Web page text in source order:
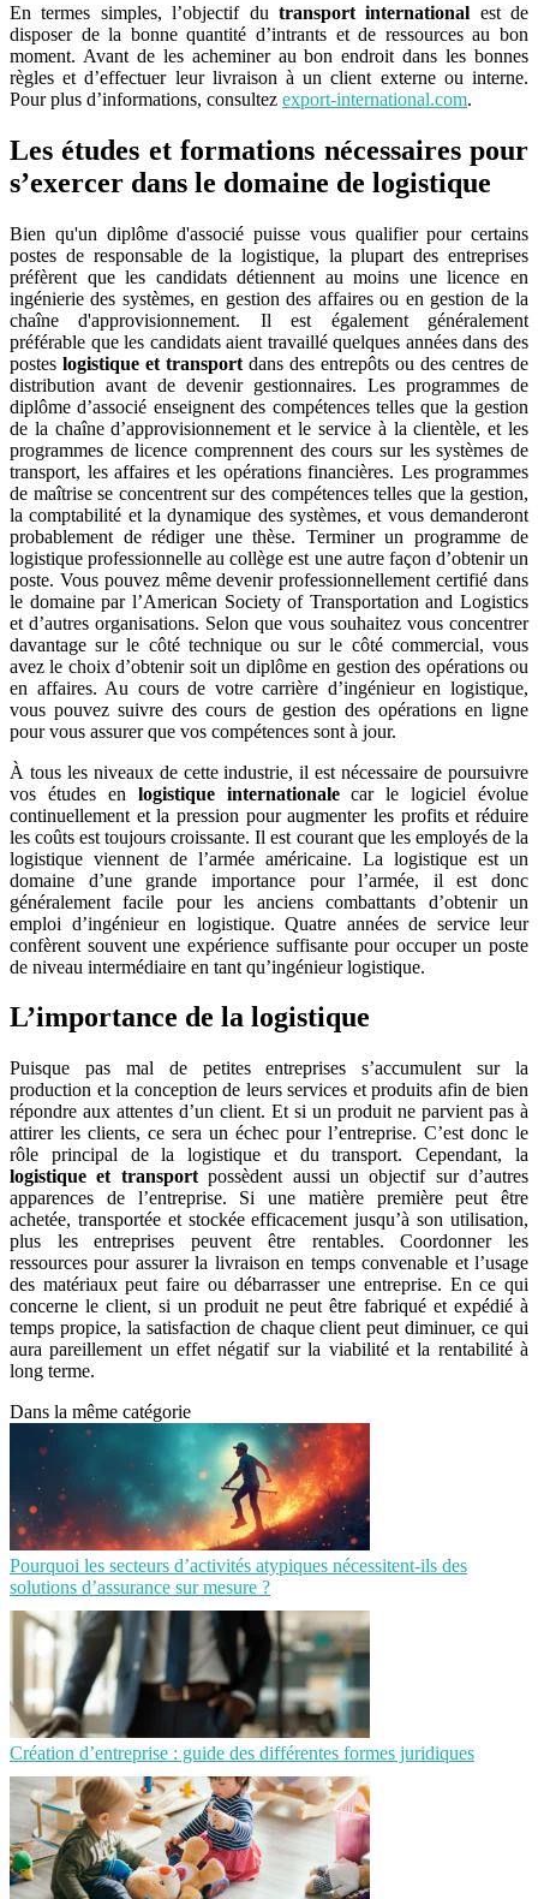
En termes simples, l’objectif du transport international est de
disposer de la bonne quantité d’intrants et de ressources au bon
moment. Avant de les acheminer au bon endroit dans les bonnes
règles et d’effectuer leur livraison à un client externe ou interne.
Pour plus d’informations, consultez export-international.com.
Les études et formations nécessaires pour
s’exercer dans le domaine de logistique
Bien qu'un diplôme d'associé puisse vous qualifier pour certains
postes de responsable de la logistique, la plupart des entreprises
préfèrent que les candidats détiennent au moins une licence en
ingénierie des systèmes, en gestion des affaires ou en gestion de la
chaîne d'approvisionnement. Il est également généralement
préférable que les candidats aient travaillé quelques années dans des
postes logistique et transport dans des entrepôts ou des centres de
distribution avant de devenir gestionnaires. Les programmes de
diplôme d’associé enseignent des compétences telles que la gestion
de la chaîne d’approvisionnement et le service à la clientèle, et les
programmes de licence comprennent des cours sur les systèmes de
transport, les affaires et les opérations financières. Les programmes
de maîtrise se concentrent sur des compétences telles que la gestion,
la comptabilité et la dynamique des systèmes, et vous demanderont
probablement de rédiger une thèse. Terminer un programme de
logistique professionnelle au collège est une autre façon d’obtenir un
poste. Vous pouvez même devenir professionnellement certifié dans
le domaine par l’American Society of Transportation and Logistics
et d’autres organisations. Selon que vous souhaitez vous concentrer
davantage sur le côté technique ou sur le côté commercial, vous
avez le choix d’obtenir soit un diplôme en gestion des opérations ou
en affaires. Au cours de votre carrière d’ingénieur en logistique,
vous pouvez suivre des cours de gestion des opérations en ligne
pour vous assurer que vos compétences sont à jour.
À tous les niveaux de cette industrie, il est nécessaire de poursuivre
vos études en logistique internationalecar le logiciel évolue
continuellement et la pression pour augmenter les profits et réduire
les coûts est toujours croissante. Il est courant que les employés de la
logistique viennent de l’armée américaine. La logistique est un
domaine d’une grande importance pour l’armée, il est donc
généralement facile pour les anciens combattants d’obtenir un
emploi d’ingénieur en logistique. Quatre années de service leur
confèrent souvent une expérience suffisante pour occuper un poste
de niveau intermédiaire en tant qu’ingénieur logistique.
L’importance de la logistique
Puisque pas mal de petites entreprises s’accumulent sur la
production et la conception de leurs services et produits afin de bien
répondre aux attentes d’un client. Et si un produit ne parvient pas à
attirer les clients, ce sera un échec pour l’entreprise. C’est donc le
rôle principal de la logistique et du transport. Cependant, la
logistique et transportpossèdent aussi un objectif sur d’autres
apparences de l’entreprise. Si une matière première peut être
achetée, transportée et stockée efficacement jusqu’à son utilisation,
plus les entreprises peuvent être rentables. Coordonner les
ressources pour assurer la livraison en temps convenable et l’usage
des matériaux peut faire ou débarrasser une entreprise. En ce qui
concerne le client, si un produit ne peut être fabriqué et expédié à
temps propice, la satisfaction de chaque client peut diminuer, ce qui
aura pareillement un effet négatif sur la viabilité et la rentabilité à
long terme.
Dans la même catégorie
Pourquoi les secteurs d’activités atypiques nécessitent-ils des
solutions d’assurance sur mesure ?
Création d’entreprise : guide des différentes formes juridiques